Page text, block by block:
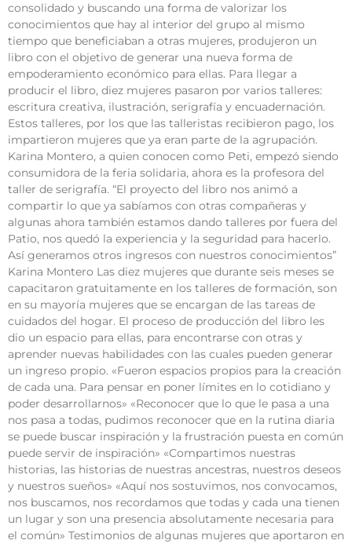
consolidado y buscando una forma de valorizar los
conocimientos que hay al interior del grupo al mismo
tiempo que beneficiaban a otras mujeres, produjeron un
libro con el objetivo de generar una nueva forma de
empoderamiento económico para ellas. Para llegar a
producir el libro, diez mujeres pasaron por varios talleres:
escritura creativa, ilustración, serigrafía y encuadernación.
Estos talleres, por los que las talleristas recibieron pago, los
impartieron mujeres que ya eran parte de la agrupación.
Karina Montero, a quien conocen como Peti, empezó siendo
consumidora de la feria solidaria, ahora es la profesora del
taller de serigrafía. “El proyecto del libro nos animó a
compartir lo que ya sabíamos con otras compañeras y
algunas ahora también estamos dando talleres por fuera del
Patio, nos quedó la experiencia y la seguridad para hacerlo.
Así generamos otros ingresos con nuestros conocimientos”
Karina Montero Las diez mujeres que durante seis meses se
capacitaron gratuitamente en los talleres de formación, son
en su mayoría mujeres que se encargan de las tareas de
cuidados del hogar. El proceso de producción del libro les
dio un espacio para ellas, para encontrarse con otras y
aprender nuevas habilidades con las cuales pueden generar
un ingreso propio. «Fueron espacios propios para la creación
de cada una. Para pensar en poner límites en lo cotidiano y
poder desarrollarnos» «Reconocer que lo que le pasa a una
nos pasa a todas, pudimos reconocer que en la rutina diaria
se puede buscar inspiración y la frustración puesta en común
puede servir de inspiración» «Compartimos nuestras
historias, las historias de nuestras ancestras, nuestros deseos
y nuestros sueños» «Aquí nos sostuvimos, nos convocamos,
nos buscamos, nos recordamos que todas y cada una tienen
un lugar y son una presencia absolutamente necesaria para
el común» Testimonios de algunas mujeres que aportaron en